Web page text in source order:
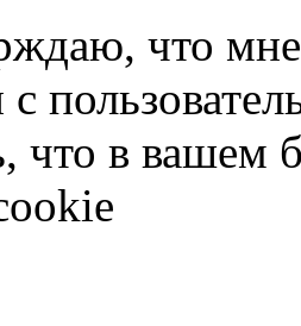
что
с
что в вашем